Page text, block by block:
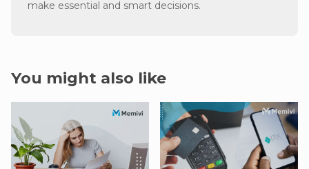
make essential and smart decisions.
You might also like